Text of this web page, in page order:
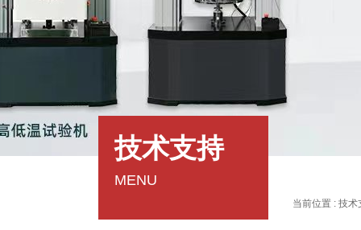
技术支持
MENU
当前位置 : 技术